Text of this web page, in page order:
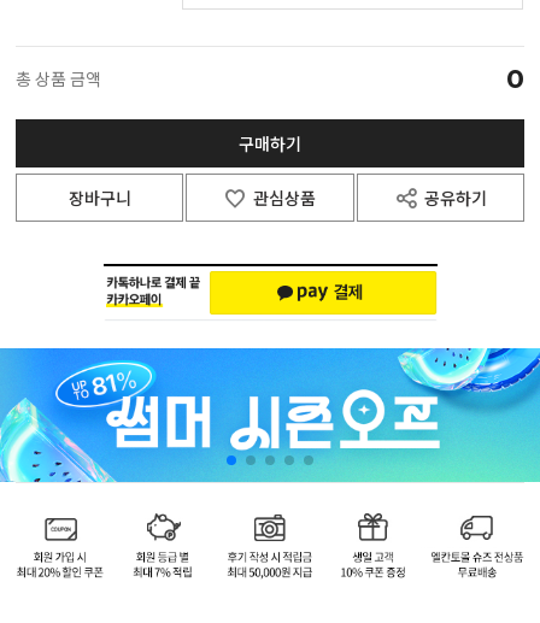
총 상품 금액 0
구매하기
장바구니 관심상품 공유하기